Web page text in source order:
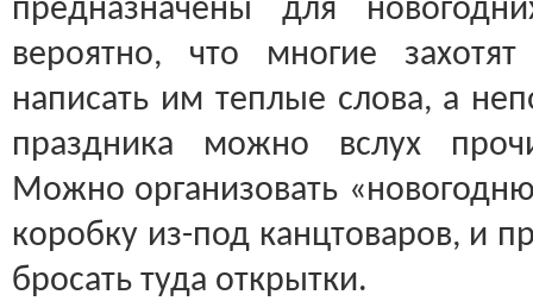
предназначены для
вероятно, что многие
написать им теплые слова, а
праздника можно вслух
Можно организовать
коробку из-под канцтоваров, и
бросать туда открытки.